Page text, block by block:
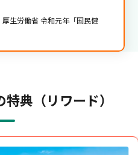
厚生労働省 令和元年「国民健
典（リワード）